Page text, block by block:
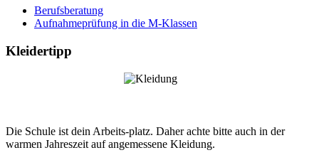
Berufsberatung
Aufnahmeprüfung in die M-Klassen
Kleidertipp
Die Schule ist dein Arbeits-platz. Daher achte bitte auch in der
warmen Jahreszeit auf angemessene Kleidung.